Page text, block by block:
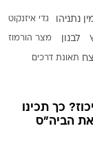
נתניהו גדי איזנקוט
לבנון מצר הורמוז
תאונת דרכים
כך תכינו
הביה"ס